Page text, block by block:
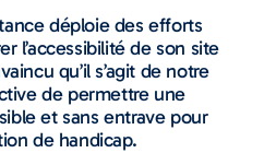
déploie des efforts
l’accessibilité de son site
qu’il s’agit de notre
de permettre une
et sans entrave pour
de handicap.